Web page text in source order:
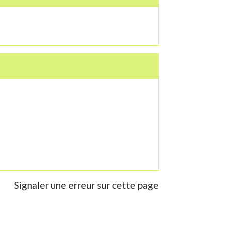
Signaler une erreur sur cette page